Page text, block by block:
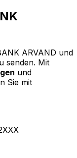
ARVAND und
senden. Mit
und
Sie mit